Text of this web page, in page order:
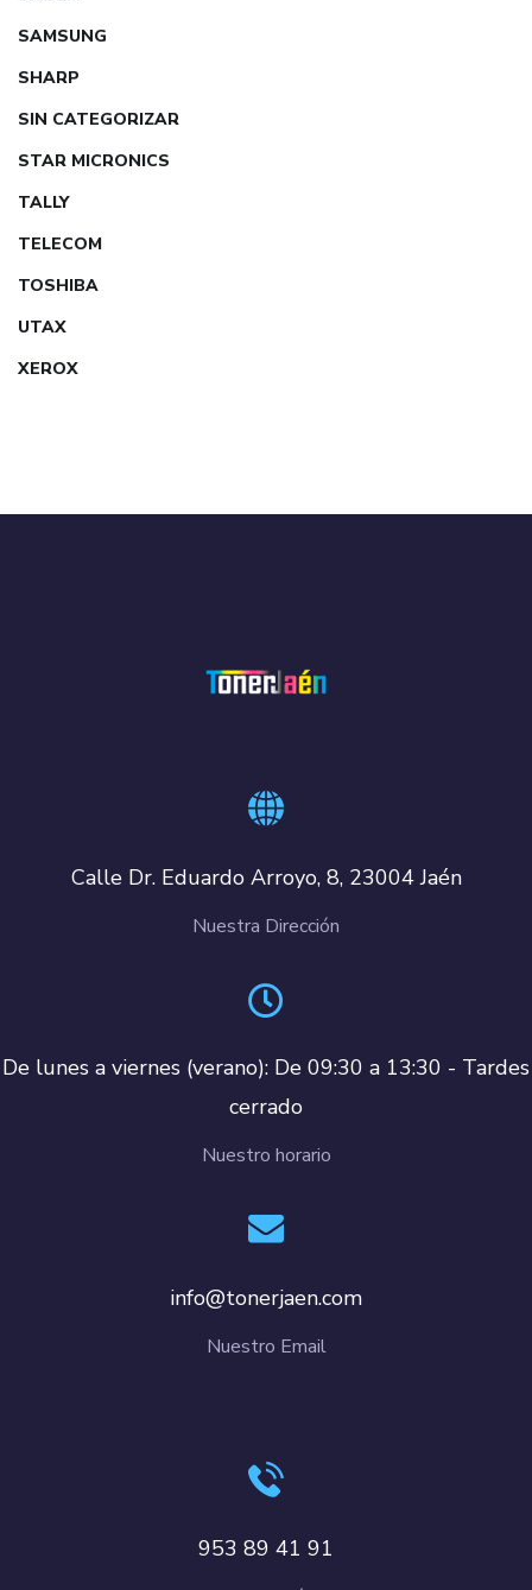
SAMSUNG
SHARP
SIN CATEGORIZAR
STAR MICRONICS
TALLY
TELECOM
TOSHIBA
UTAX
XEROX
Calle Dr. Eduardo Arroyo, 8, 23004 Jaén
Nuestra Dirección
De lunes a viernes (verano): De 09:30 a 13:30 - Tardes
cerrado
Nuestro horario
info@tonerjaen.com
Nuestro Email
953 89 41 91